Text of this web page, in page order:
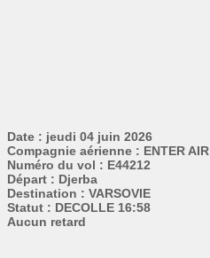
Date : jeudi 04 juin 2026
Compagnie aérienne : ENTER AIR
Numéro du vol : E44212
Départ : Djerba
Destination : VARSOVIE
Statut : DECOLLE 16:58
Aucun retard